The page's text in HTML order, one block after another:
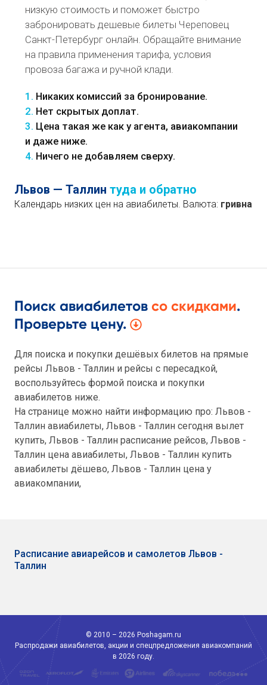
низкую стоимость и поможет быстро
забронировать дешевые билеты Череповец
Санкт-Петербург онлайн. Обращайте внимание
на правила применения тарифа, условия
провоза багажа и ручной клади.
1. Никаких комиссий за бронирование.
2. Нет скрытых доплат.
3. Цена такая же как у агента, авиакомпании
и даже ниже.
4. Ничего не добавляем сверху.
Львов — Таллин туда и обратно
Календарь низких цен на авиабилеты. Валюта: гривна
Поиск авиабилетов со скидками.
Проверьте цену.
Для поиска и покупки дешёвых билетов на прямые
рейсы Львов - Таллин и рейсы с пересадкой,
воспользуйтесь формой поиска и покупки
авиабилетов ниже.
На странице можно найти информацию про: Львов -
Таллин авиабилеты, Львов - Таллин сегодня вылет
купить, Львов - Таллин расписание рейсов, Львов -
Таллин цена авиабилеты, Львов - Таллин купить
авиабилеты дёшево, Львов - Таллин цена у
авиакомпании,
Расписание авиарейсов и самолетов Львов -
Таллин
© 2010 – 2026 Poshagam.ru
Распродажи авиабилетов, акции и спецпредложения авиакомпаний
в 2026 году.